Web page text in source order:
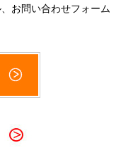
お問い合わせフォーム